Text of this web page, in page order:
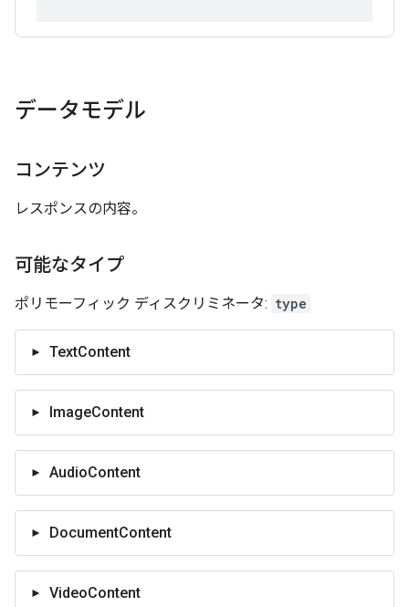
データモデル
コンテンツ
レスポンスの内容。
可能なタイプ
ポリモーフィック ディスクリミネータ: type
TextContent
ImageContent
AudioContent
DocumentContent
VideoContent